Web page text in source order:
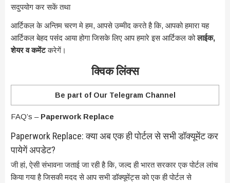
सदुपयोग कर सकें तथा
आर्टिकल के अन्तिम चरण मे हम, आपसे उम्मीद करते है कि, आपको हमारा यह
आर्टिकल बेहद पसंंद आया होगा जिसके लिए आप हमारे इस आर्टिकल कोलाईक,
शेयर व कमेंटकरेगें।
क्विक लिंक्स
Be part of Our Telegram Channel
FAQ’s – Paperwork Replace
Paperwork Replace: क्या अब एक ही पोर्टल से सभी डॉक्यूमेंट कर
पायेगें अपडेट?
जी हां, ऐसी संभावना जताई जा रही है कि, जल्द ही भारत सरकार एक पोर्टल लांच
किया गया है जिसकी मदद से आप सभी डॉक्यूमेंट्स को एक ही पोर्टल से